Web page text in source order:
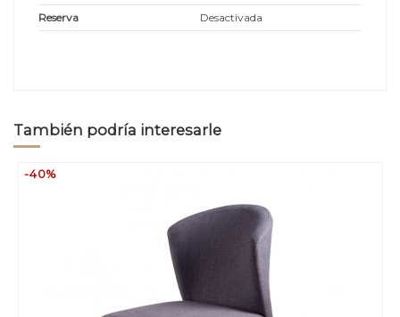
Reserva
Desactivada
También podría interesarle
-40%